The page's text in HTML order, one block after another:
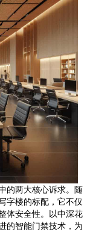
的两大核心诉求。随
字楼的标配，它不仅
体安全性。以中深花
的智能门禁技术，为